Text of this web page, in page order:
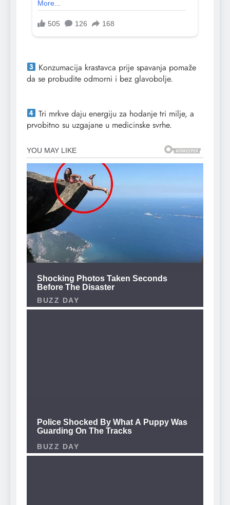
Konzumacija krastavca prije spavanja pomaže
da se probudite odmorni i bez glavobolje.
Tri mrkve daju energiju za hodanje tri milje, a
prvobitno su uzgajane u medicinske svrhe.